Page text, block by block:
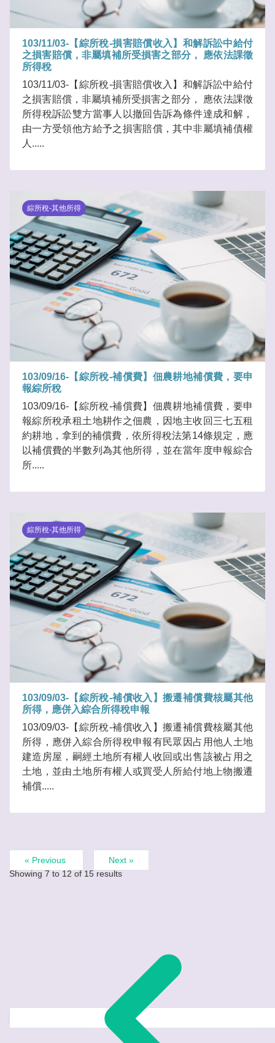
103/11/03-【綜所稅-損害賠償收入】和解訴訟中給付
之損害賠償，非屬填補所受損害之部分， 應依法課徵
所得稅
103/11/03-【綜所稅-損害賠償收入】和解訴訟中給付
之損害賠償，非屬填補所受損害之部分， 應依法課徵
所得稅訴訟雙方當事人以撤回告訴為條件達成和解，
由一方受領他方給予之損害賠償，其中非屬填補債權
人.....
綜所稅-其他所得
103/09/16-【綜所稅-補償費】佃農耕地補償費，要申
報綜所稅
103/09/16-【綜所稅-補償費】佃農耕地補償費，要申
報綜所稅承租土地耕作之佃農，因地主收回三七五租
約耕地，拿到的補償費，依所得稅法第14條規定，應
以補償費的半數列為其他所得，並在當年度申報綜合
所.....
綜所稅-其他所得
103/09/03-【綜所稅-補償收入】搬遷補償費核屬其他
所得，應併入綜合所得稅申報
103/09/03-【綜所稅-補償收入】搬遷補償費核屬其他
所得，應併入綜合所得稅申報有民眾因占用他人土地
建造房屋，嗣經土地所有權人收回或出售該被占用之
土地，並由土地所有權人或買受人所給付地上物搬遷
補償.....
« Previous
Next »
Showing 7 to 12 of 15 results